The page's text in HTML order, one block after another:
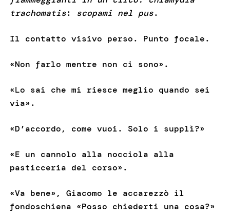
trachomatis: scopami nel pus.
Il contatto visivo perso. Punto focale.
«Non farlo mentre non ci sono».
«Lo sai che mi riesce meglio quando sei
via».
«D’accordo, come vuoi. Solo i supplì?»
«E un cannolo alla nocciola alla
pasticceria del corso».
«Va bene», Giacomo le accarezzò il
fondoschiena «Posso chiederti una cosa?»